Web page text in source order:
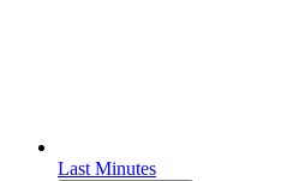
Last Minutes